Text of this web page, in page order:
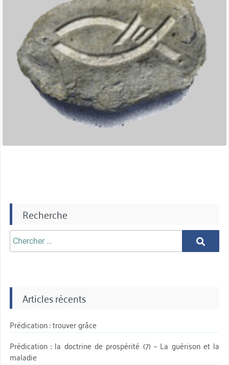
Recherche
Chercher
aprè:
Chercher
Articles récents
Prédication : trouver grâce
Prédication : la doctrine de prospérité (7) – La guérison et la
maladie